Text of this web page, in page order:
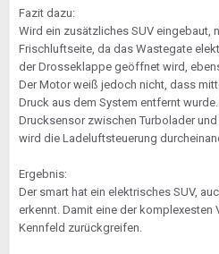
Fazit dazu:
Wird ein zusätzliches SUV eingebaut,
Frischluftseite, da das Wastegate
der Drosseklappe geöffnet wird,
Der Motor weiß jedoch nicht, dass
Druck aus dem System entfernt
Drucksensor zwischen Turbolader
wird die Ladeluftsteuerung
Ergebnis:
Der smart hat ein elektrisches SUV,
erkennt. Damit eine der komplexesten
Kennfeld zurückgreifen.